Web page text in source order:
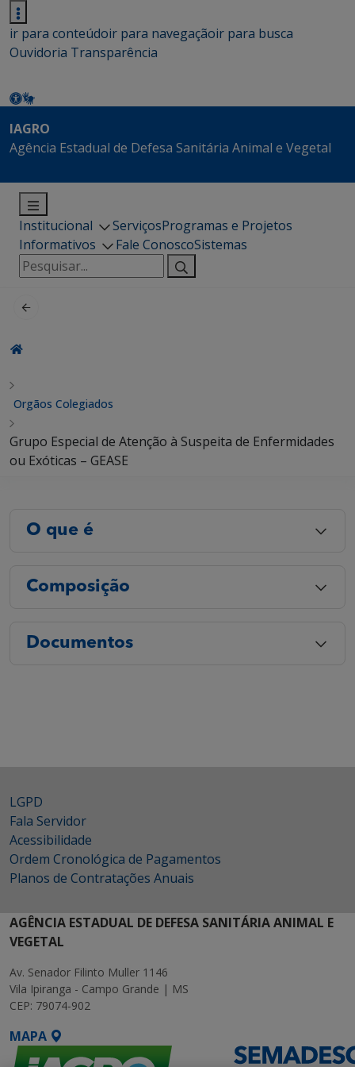
ir para conteúdoir para navegaçãoir para busca
Ouvidoria Transparência
IAGRO
Agência Estadual de Defesa Sanitária Animal e Vegetal
Institucional ServiçosProgramas e Projetos
Informativos
Fale ConoscoSistemas
Pesquisar
por:
Orgãos Colegiados
Grupo Especial de Atenção à Suspeita de Enfermidades
ou Exóticas – GEASE
O que é
Composição
Documentos
LGPD
Fala Servidor
Acessibilidade
Ordem Cronológica de Pagamentos
Planos de Contratações Anuais
AGÊNCIA ESTADUAL DE DEFESA SANITÁRIA ANIMAL E
VEGETAL
Av. Senador Filinto Muller 1146
Vila Ipiranga - Campo Grande | MS
CEP: 79074-902
MAPA